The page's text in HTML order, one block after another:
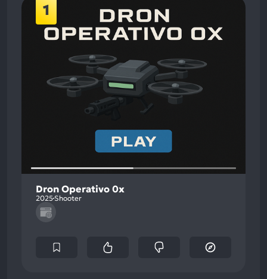
1
Dron Operativo 0x
2025 Shooter